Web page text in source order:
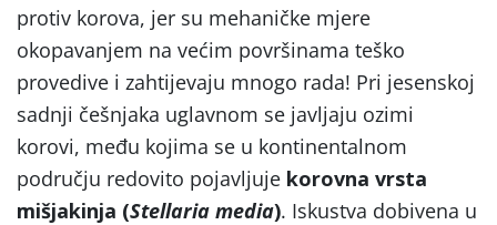
protiv korova, jer su mehaničke mjere
okopavanjem na većim površinama teško
provedive i zahtijevaju mnogo rada! Pri jesenskoj
sadnji češnjaka uglavnom se javljaju ozimi
korovi, među kojima se u kontinentalnom
području redovito pojavljuje korovna vrsta
mišjakinja (Stellaria media). Iskustva dobivena u